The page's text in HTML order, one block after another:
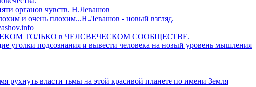
органов чувств. Н.Левашов
и очень плохим...Н.Левашов - новый взгляд.
ТОЛЬКО в ЧЕЛОВЕЧЕСКОМ СООБЩЕСТВЕ.
уголки подсознания и вывести человека на новый уровень мышления
рухнуть власти тьмы на этой красивой планете по имени Земля